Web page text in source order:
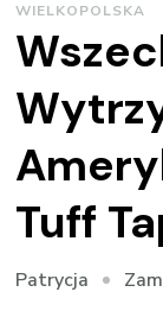
WIELKOPOLSKA
Tuff
Patrycja